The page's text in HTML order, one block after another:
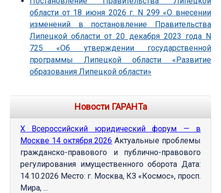
области от 18 июня 2026 г. N 299 «О внесении
изменений в постановление Правительства
Липецкой области от 20 декабря 2023 года N
725 «Об утверждении государственной
программы Липецкой области «Развитие
образования Липецкой области»
Новости ГАРАНТа
Х Всероссийский юридический форум — в
Москве 14 октября 2026 Актуальные проблемы
гражданско-правового и публично-правового
регулирования имущественного оборота Дата:
14.10.2026 Место: г. Москва, КЗ «Космос», просп.
Мира, ...